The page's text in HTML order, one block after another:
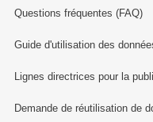
Questions fréquentes (FAQ)
Guide d'utilisation des
Lignes directrices pour la
Demande de réutilisation de